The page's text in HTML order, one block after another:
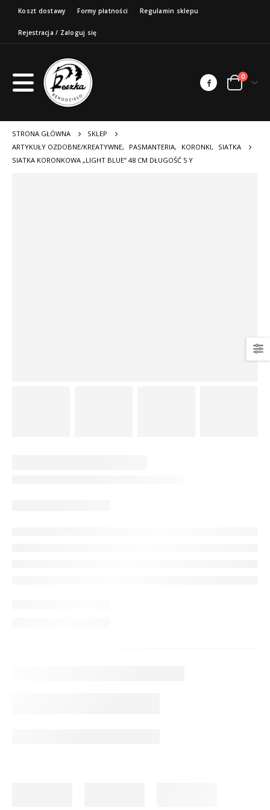
Koszt dostawy Formy płatności Regulamin sklepu
Rejestracja / Zaloguj się
0
STRONA GŁÓWNA
SKLEP
ARTYKUŁY OZDOBNE/KREATYWNE, PASMANTERIA, KORONKI,
SIATKA
SIATKA KORONKOWA „LIGHT BLUE” 48 CM DŁUGOŚĆ 5 Y